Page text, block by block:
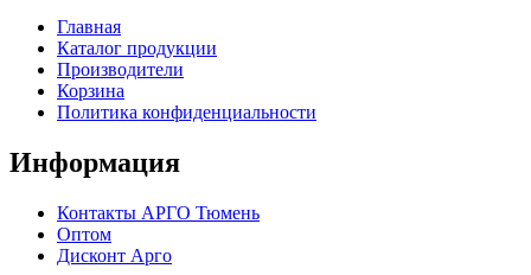
Главная
Каталог продукции
Производители
Корзина
Политика конфиденциальности
Информация
Контакты АРГО Тюмень
Оптом
Дисконт Арго